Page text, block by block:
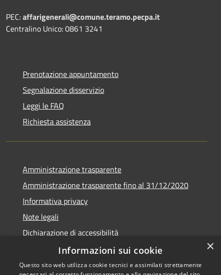
PEC:affarigenerali@comune.teramo.pecpa.it
Centralino Unico: 0861 3241
Prenotazione appuntamento
Segnalazione disservizio
Leggi le FAQ
Richiesta assistenza
Amministrazione trasparente
Amministrazione trasparente fino al 31/12/2020
Informativa privacy
Note legali
Dichiarazione di accessibilità
×
Informazioni sui cookie
Questo sito web utilizza cookie tecnici e assimilati strettamente